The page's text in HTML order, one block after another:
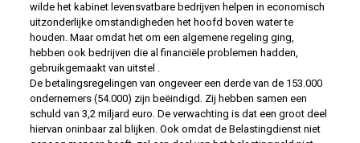
wilde het kabinet levensvatbare bedrijven helpen in economisch
uitzonderlijke omstandigheden het hoofd boven water te
houden. Maar omdat het om een algemene regeling ging,
hebben ook bedrijven die al financiële problemen hadden,
gebruikgemaakt van uitstel .
De betalingsregelingen van ongeveer een derde van de 153.000
ondernemers (54.000) zijn beëindigd. Zij hebben samen een
schuld van 3,2 miljard euro. De verwachting is dat een groot deel
hiervan oninbaar zal blijken. Ook omdat de Belastingdienst niet